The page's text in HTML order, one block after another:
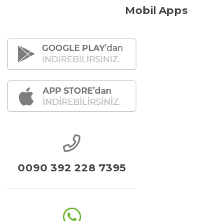
Mobil Apps
0090 392 228 7395